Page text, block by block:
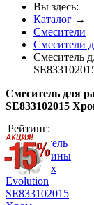
Вы здесь:
Каталог →
Смесители
Смесители
Cмеситель
Cмеситель для
SE833102015
Рейтинг: